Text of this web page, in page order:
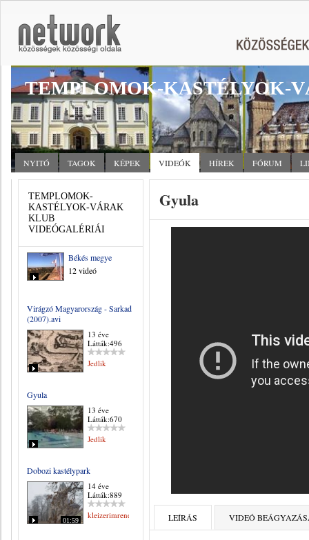
TEMPLOMOK-KASTÉLYOK-
NYITÓ TAGOK KÉPEK VIDEÓK HÍREK FÓRUM
TEMPLOMOK-
KASTÉLYOK-VÁRAK
KLUB
VIDEÓGALÉRIÁI
Békés megye
12 videó
Virágzó Magyarország - Sarkad
(2007).avi
13 éve
Látták:496
Jedlik
Gyula
13 éve
Látták:670
Jedlik
Dobozi kastélypark
01:59
14 éve
Látták:889
kleizerimrene
Gyula
LEÍRÁS VIDEÓ